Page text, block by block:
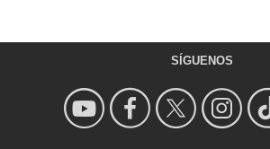
SÍGUENOS